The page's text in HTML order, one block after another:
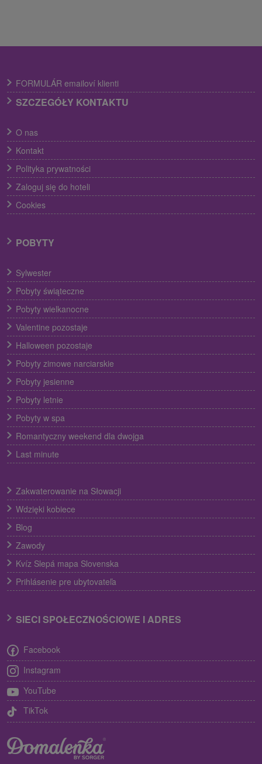
FORMULÁR emailoví klienti
SZCZEGÓŁY KONTAKTU
O nas
Kontakt
Polityka prywatności
Zaloguj się do hoteli
Cookies
POBYTY
Sylwester
Pobyty świąteczne
Pobyty wielkanocne
Valentine pozostaje
Halloween pozostaje
Pobyty zimowe narciarskie
Pobyty jesienne
Pobyty letnie
Pobyty w spa
Romantyczny weekend dla dwojga
Last minute
Zakwaterowanie na Słowacji
Wdzięki kobiece
Blog
Zawody
Kvíz Slepá mapa Slovenska
Prihlásenie pre ubytovateľa
SIECI SPOŁECZNOŚCIOWE I ADRES
Facebook
Instagram
YouTube
TikTok